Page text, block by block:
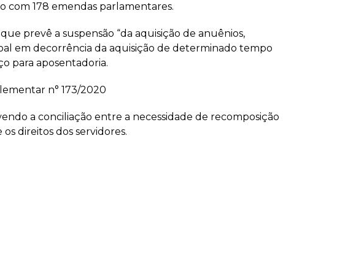
com 178 emendas parlamentares.
prevê a suspensão “da aquisição de anuênios,
em decorrência da aquisição de determinado tempo
para aposentadoria.
n° 173/2020
a conciliação entre a necessidade de recomposição
direitos dos servidores.